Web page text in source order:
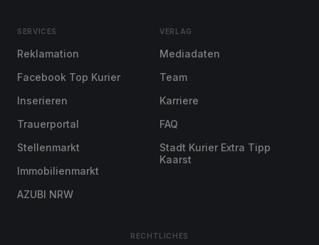
SERVICES
Reklamation
Facebook Top Kurier
Inserieren
Trauerportal
Stellenmarkt
Immobilienmarkt
AZUBI NRW
VERLAG
Mediadaten
Team
Karriere
FAQ
Stadt Kurier Extra Tipp
Kaarst
RECHTLICHES